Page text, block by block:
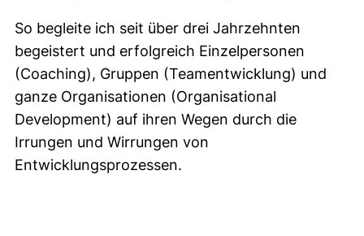
So begleite ich seit über drei Jahrzehnten
begeistert und erfolgreich Einzelpersonen
(Coaching), Gruppen (Teamentwicklung) und
ganze Organisationen (Organisational
Development) auf ihren Wegen durch die
Irrungen und Wirrungen von
Entwicklungsprozessen.